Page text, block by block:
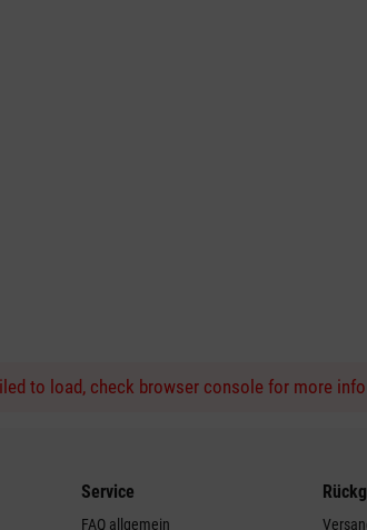
to load, check browser console for more info
Service
FAQ allgemein